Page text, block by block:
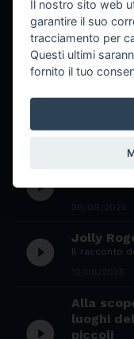
21/10/2025
play_circle_filled Jolly
19/10/2025
play_circle_filled Jolly
play_circle_filled
play_circle_filled Jolly
Il racconto
Alla
luoghi
piccoli
Il nostro sito web
garantire il suo
tracciamento per
Questi ultimi
fornito il tuo